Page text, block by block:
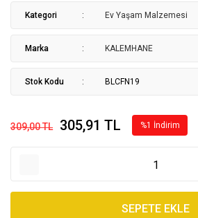
Kategori Ev Yaşam Malzemesi
Marka KALEMHANE
Stok Kodu BLCFN19
309,00 TL 305,91 TL %1 İndirim
SEPETE EKLE